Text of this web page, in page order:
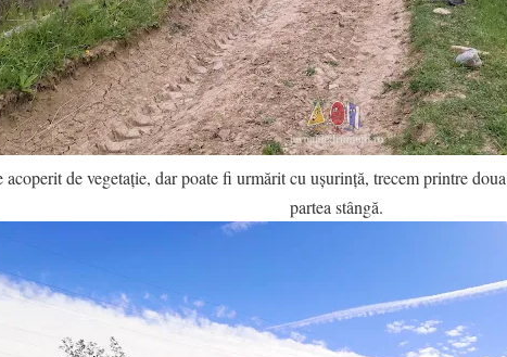
de vegetație, dar poate fi urmărit cu ușurință, trecem printre
partea stângă.